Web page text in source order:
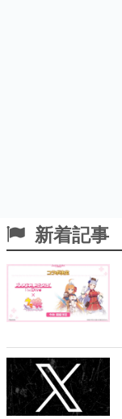
新着記事